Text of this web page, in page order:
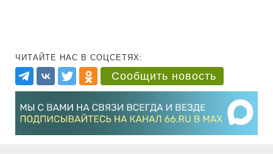
ЧИТАЙТЕ НАС В СОЦСЕТЯХ:
Сообщить новость